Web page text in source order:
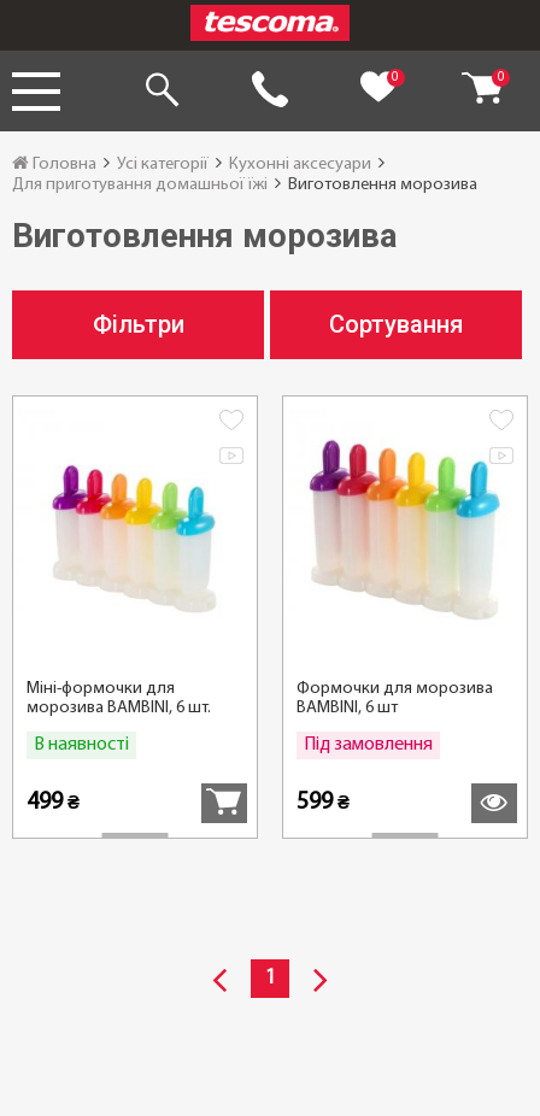
0 0
Головна Усі категорії
Кухонні аксесуари
Для приготування домашньої їжі
Виготовлення морозива
Виготовлення морозива
Фільтри Сортування
Міні-формочки для
морозива BAMBINI, 6 шт.
В наявності
499₴
Формочки для морозива
BAMBINI, 6 шт
Під замовлення
599₴
1